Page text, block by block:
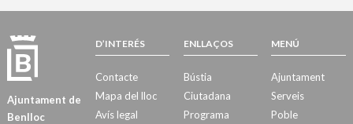
Ajuntament de
Benlloc
D’INTERÉS
Contacte
Mapa del lloc
Avís legal
ENLLAÇOS
Bústia
Ciutadana
Programa
MENÚ
Ajuntament
Serveis
Poble